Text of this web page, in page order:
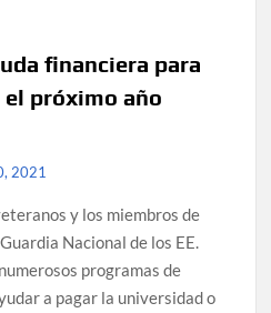
financiera para
próximo año
2021
y los miembros de
Nacional de los EE.
programas de
a pagar la universidad o